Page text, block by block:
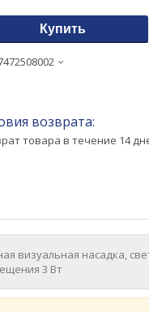
Купить
товара в течение 14
визуальная насадка,
3 Вт